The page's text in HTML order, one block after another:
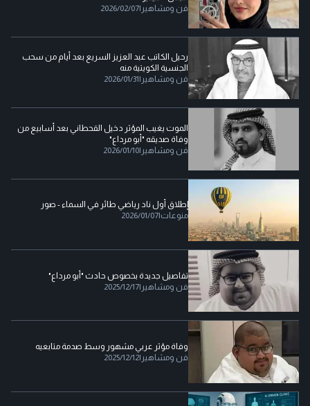
فن ومشاهير |
2026/02/07
رحيل الكاتب عبد العزيز السريع بعد أيام من سحب
الجنسية الكويتية منه
فن ومشاهير |
2026/01/31
الموت يغيب المؤثر دخيل القحطاني بعد أسابيع من
وفاة صديقه "أبو مرداع"
فن ومشاهير |
2026/01/10
إطلاق أول ناد رياضي طائر في السماء - صور
منوعات|
2026/01/07
تفاصيل جديدة بخصوص حادث "أبو مرداع"
فن ومشاهير |
2025/12/17
وفاة مؤثر عربي مشهور وسط صدمة متابعيه
فن ومشاهير |
2025/12/12